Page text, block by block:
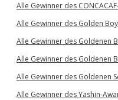
Alle Gewinner des
Alle Gewinner des Golden Boy
Alle Gewinner des Goldenen
Alle Gewinner des Goldenen
Alle Gewinner des Goldenen
Alle Gewinner des Yashin-